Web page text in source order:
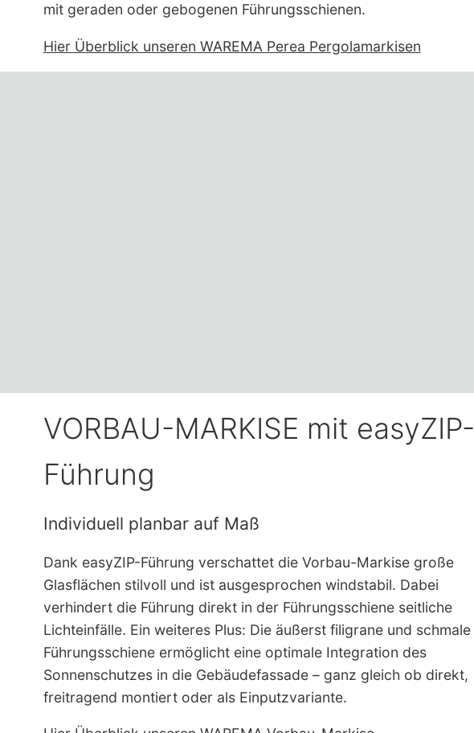
mit geraden oder gebogenen Führungsschienen.
Hier Überblick unseren WAREMA Perea Pergolamarkisen
VORBAU-MARKISE mit easyZIP-
Führung
Individuell planbar auf Maß
Dank easyZIP-Führung verschattet die Vorbau-Markise große
Glasflächen stilvoll und ist ausgesprochen windstabil. Dabei
verhindert die Führung direkt in der Führungsschiene seitliche
Lichteinfälle. Ein weiteres Plus: Die äußerst filigrane und schmale
Führungsschiene ermöglicht eine optimale Integration des
Sonnenschutzes in die Gebäudefassade – ganz gleich ob direkt,
freitragend montiert oder als Einputzvariante.